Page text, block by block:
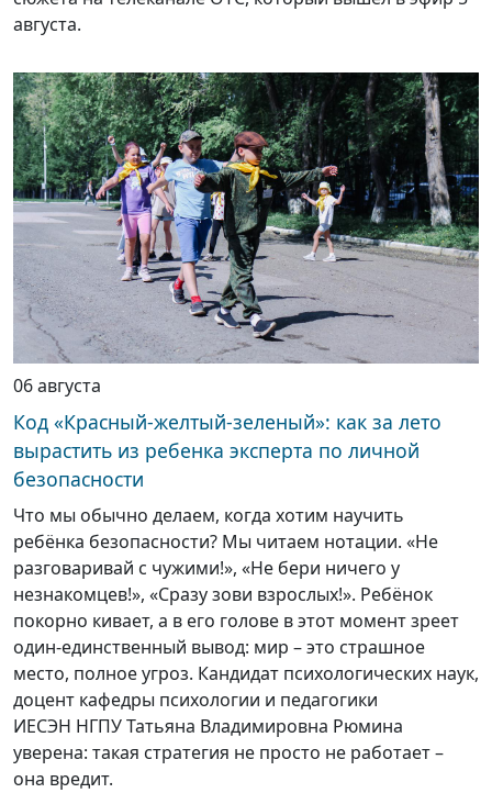
августа.
06 августа
Код «Красный-желтый-зеленый»: как за лето
вырастить из ребенка эксперта по личной
безопасности
Что мы обычно делаем, когда хотим научить
ребёнка безопасности? Мы читаем нотации. «Не
разговаривай с чужими!», «Не бери ничего у
незнакомцев!», «Сразу зови взрослых!». Ребёнок
покорно кивает, а в его голове в этот момент зреет
один-единственный вывод: мир – это страшное
место, полное угроз. Кандидат психологических наук,
доцент кафедры психологии и педагогики
ИЕСЭН НГПУ Татьяна Владимировна Рюмина
уверена: такая стратегия не просто не работает –
она вредит.